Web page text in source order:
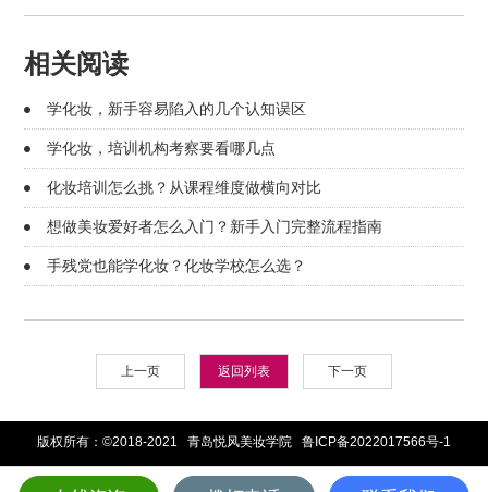
相关阅读
学化妆，新手容易陷入的几个认知误区
学化妆，培训机构考察要看哪几点
化妆培训怎么挑？从课程维度做横向对比
想做美妆爱好者怎么入门？新手入门完整流程指南
手残党也能学化妆？化妆学校怎么选？
上一页 返回列表 下一页
版权所有：©2018-2021 青岛悦风美妆学院 鲁ICP备2022017566号-1